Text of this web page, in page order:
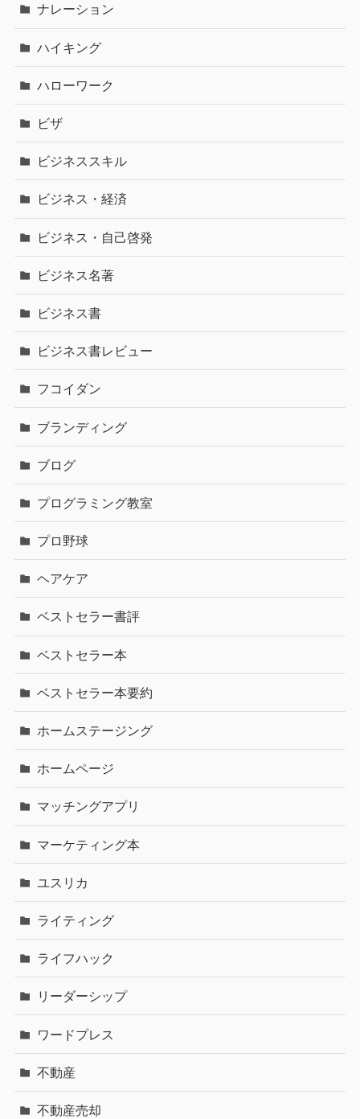
ナレーション
ハイキング
ハローワーク
ビザ
ビジネススキル
ビジネス・経済
ビジネス・自己啓発
ビジネス名著
ビジネス書
ビジネス書レビュー
フコイダン
ブランディング
ブログ
プログラミング教室
プロ野球
ヘアケア
ベストセラー書評
ベストセラー本
ベストセラー本要約
ホームステージング
ホームページ
マッチングアプリ
マーケティング本
ユスリカ
ライティング
ライフハック
リーダーシップ
ワードプレス
不動産
不動産売却